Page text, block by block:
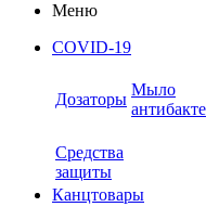
Меню
COVID-19
Дозаторы
Мыло
Средства
защиты
Канцтовары